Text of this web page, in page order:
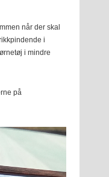
når der skal
i
i mindre
på